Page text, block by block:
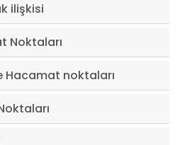
ilişkisi
Noktaları
Hacamat noktaları